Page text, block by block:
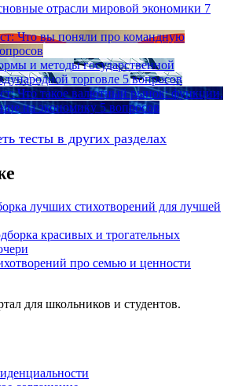
отрасли мировой экономики 7
Что вы поняли про командную
и методы государственной
торговле 5 вопросов
Что такое валютный рынок: функции,
на экономику 5 вопросов
тесты в других разделах
лучших стихотворений для лучшей
красивых и трогательных
про семью и ценности
для школьников и студентов.